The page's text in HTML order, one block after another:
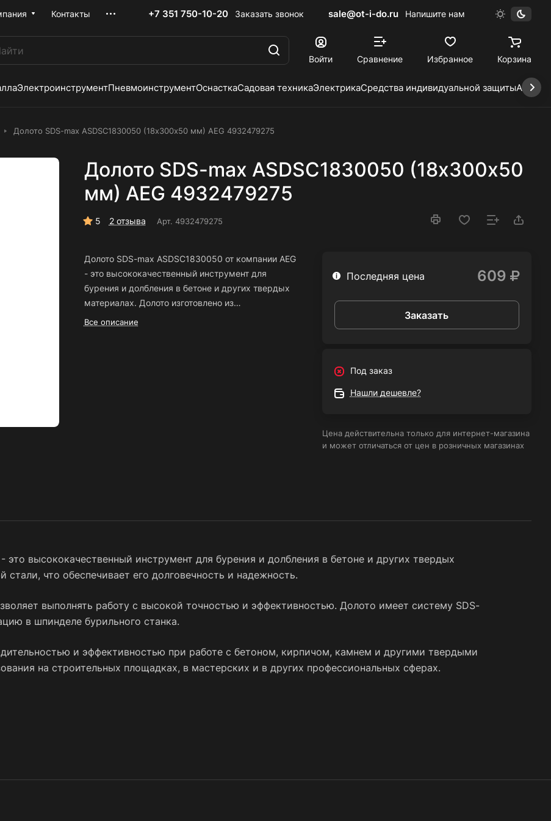
Контакты +7 351 750-10-20 Заказать звонок sale@ot-i-do.ru Напишите нам
Войти Сравнение Избранное Корзина
ЭлектроинструментПневмоинструментОснасткаСадовая техникаЭлектрикаСредства индивидуальной защиты
Долото SDS-max ASDSC1830050 (18х300х50 мм) AEG 4932479275
Долото SDS-max ASDSC1830050 (18х300х50
мм) AEG 4932479275
5 2 отзыва Арт. 4932479275
Долото SDS-max ASDSC1830050 от компании AEG
- это высококачественный инструмент для
бурения и долбления в бетоне и других твердых
материалах. Долото изготовлено из
высокопрочной стали, что обеспечивает его
Все описание
Последняя цена 609
Заказать
Под заказ
Нашли дешевле?
Цена действительна только для интернет-магазина
и может отличаться от цен в розничных магазинах
высококачественный инструмент для бурения и долбления в бетоне и других твердых
что обеспечивает его долговечность и надежность.
выполнять работу с высокой точностью и эффективностью. Долото имеет систему SDS-
в шпинделе бурильного станка.
и эффективностью при работе с бетоном, кирпичом, камнем и другими твердыми
на строительных площадках, в мастерских и в других профессиональных сферах.